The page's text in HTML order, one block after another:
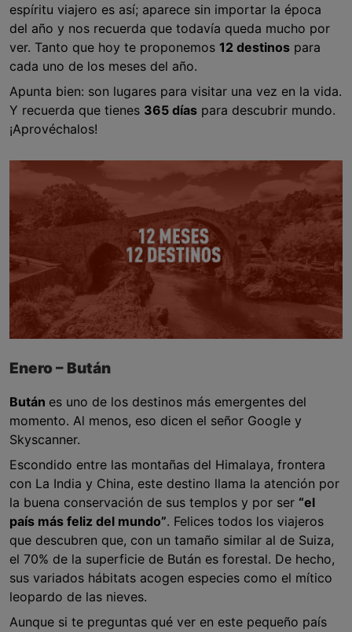
espíritu viajero es así; aparece sin importar la época
del año y nos recuerda que todavía queda mucho por
ver. Tanto que hoy te proponemos 12 destinos para
cada uno de los meses del año.
Apunta bien: son lugares para visitar una vez en la vida.
Y recuerda que tienes 365 días para descubrir mundo.
¡Aprovéchalos!
Enero – Bután
Bután es uno de los destinos más emergentes del
momento. Al menos, eso dicen el señor Google y
Skyscanner.
Escondido entre las montañas del Himalaya, frontera
con La India y China, este destino llama la atención por
la buena conservación de sus templos y por ser “el
país más feliz del mundo”. Felices todos los viajeros
que descubren que, con un tamaño similar al de Suiza,
el 70% de la superficie de Bután es forestal. De hecho,
sus variados hábitats acogen especies como el mítico
leopardo de las nieves.
Aunque si te preguntas qué ver en este pequeño país